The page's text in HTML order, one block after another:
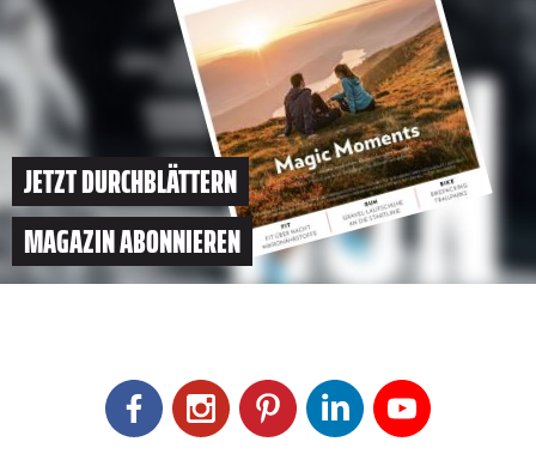
JETZT DURCHBLÄTTERN
MAGAZIN ABONNIEREN